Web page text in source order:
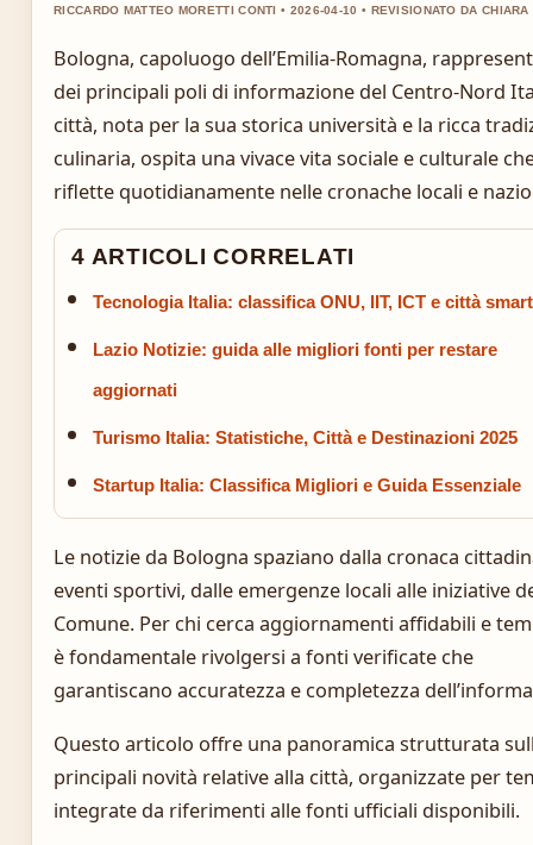
RICCARDO MATTEO MORETTI CONTI • 2026-04-10 • REVISIONATO DA CHIARA
Bologna, capoluogo dell’Emilia-Romagna,
dei principali poli di informazione del Centro-Nord
città, nota per la sua storica università e la ricca
culinaria, ospita una vivace vita sociale e culturale
riflette quotidianamente nelle cronache locali e
4 ARTICOLI CORRELATI
Tecnologia Italia: classifica ONU, IIT, ICT e città smart
Lazio Notizie: guida alle migliori fonti per restare
aggiornati
Turismo Italia: Statistiche, Città e Destinazioni 2025
Startup Italia: Classifica Migliori e Guida Essenziale
Le notizie da Bologna spaziano dalla cronaca
eventi sportivi, dalle emergenze locali alle iniziative
Comune. Per chi cerca aggiornamenti affidabili e
è fondamentale rivolgersi a fonti verificate che
garantiscano accuratezza e completezza
Questo articolo offre una panoramica strutturata
principali novità relative alla città, organizzate per
integrate da riferimenti alle fonti ufficiali disponibili.